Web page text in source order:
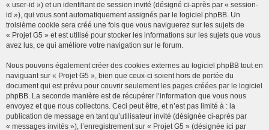
« user-id ») et un identifiant de session invité (désigné ci-après par « session-
id »), qui vous sont automatiquement assignés par le logiciel phpBB. Un
troisième cookie sera créé une fois que vous naviguerez sur les sujets de
« Projet G5 » et est utilisé pour stocker les informations sur les sujets que vous
avez lus, ce qui améliore votre navigation sur le forum.
Nous pouvons également créer des cookies externes au logiciel phpBB tout en
naviguant sur « Projet G5 », bien que ceux-ci soient hors de portée du
document qui est prévu pour couvrir seulement les pages créées par le logiciel
phpBB. La seconde manière est de récupérer l’information que vous nous
envoyez et que nous collectons. Ceci peut être, et n’est pas limité à : la
publication de message en tant qu’utilisateur invité (désignée ci-après par
« messages invités »), l’enregistrement sur « Projet G5 » (désignée ici par